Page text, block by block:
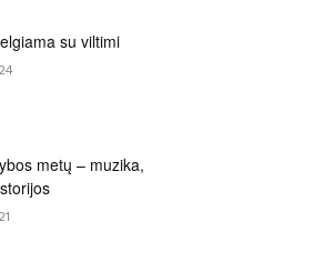
su viltimi
metų – muzika,